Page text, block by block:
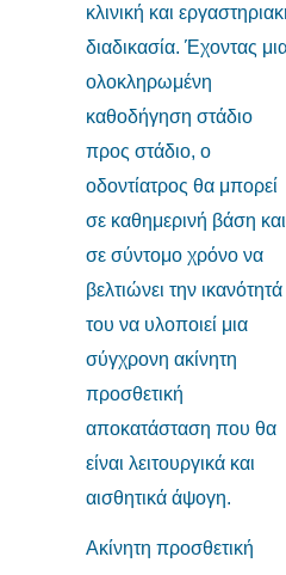
Ακίνητη προσθετική